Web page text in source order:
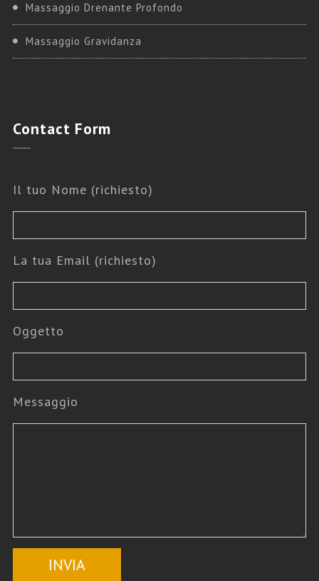
Massaggio Drenante Profondo
Massaggio Gravidanza
Contact Form
Il tuo Nome (richiesto)
La tua Email (richiesto)
Oggetto
Messaggio